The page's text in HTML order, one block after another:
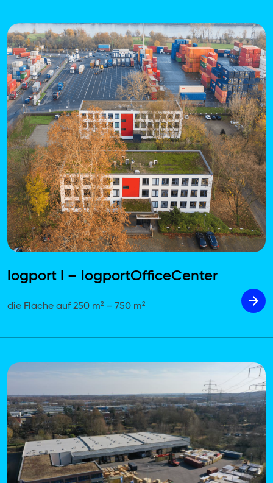
logport I – logportOfficeCenter
die Fläche auf 250 m² – 750 m²